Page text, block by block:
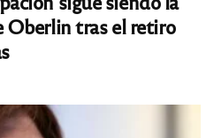
Oberlin tras el retiro